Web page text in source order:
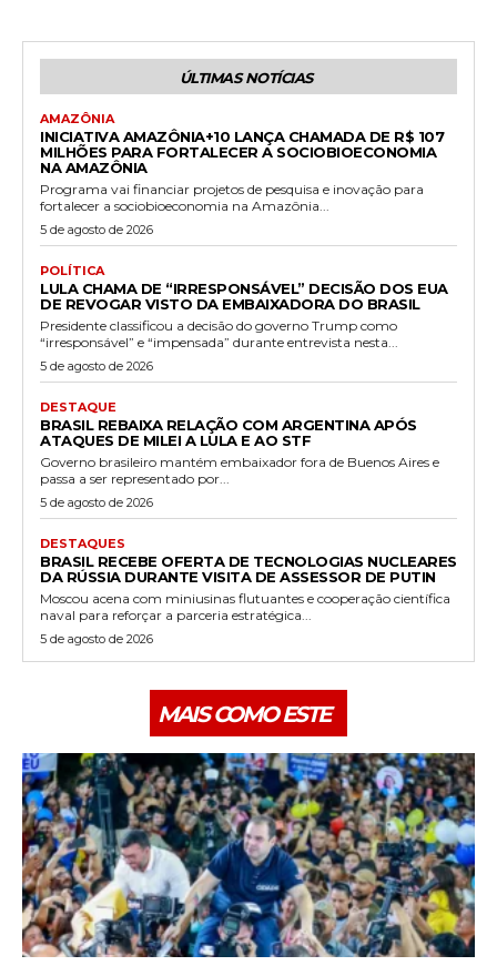
ÚLTIMAS NOTÍCIAS
AMAZÔNIA
INICIATIVA AMAZÔNIA+10 LANÇA CHAMADA DE R$ 107
MILHÕES PARA FORTALECER A SOCIOBIOECONOMIA
NA AMAZÔNIA
Programa vai financiar projetos de pesquisa e inovação para
fortalecer a sociobioeconomia na Amazônia...
5 de agosto de 2026
POLÍTICA
LULA CHAMA DE “IRRESPONSÁVEL” DECISÃO DOS EUA
DE REVOGAR VISTO DA EMBAIXADORA DO BRASIL
Presidente classificou a decisão do governo Trump como
“irresponsável” e “impensada” durante entrevista nesta...
5 de agosto de 2026
DESTAQUE
BRASIL REBAIXA RELAÇÃO COM ARGENTINA APÓS
ATAQUES DE MILEI A LULA E AO STF
Governo brasileiro mantém embaixador fora de Buenos Aires e
passa a ser representado por...
5 de agosto de 2026
DESTAQUES
BRASIL RECEBE OFERTA DE TECNOLOGIAS NUCLEARES
DA RÚSSIA DURANTE VISITA DE ASSESSOR DE PUTIN
Moscou acena com miniusinas flutuantes e cooperação científica
naval para reforçar a parceria estratégica...
5 de agosto de 2026
MAIS COMO ESTE